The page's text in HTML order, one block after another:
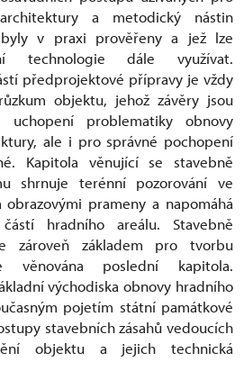
a metodický nástin
v praxi prověřeny a jež lze
technologie dále využívat.
předprojektové přípravy je vždy
objektu, jehož závěry jsou
problematiky obnovy
ale i pro správné pochopení
Kapitola věnující se stavebně
shrnuje terénní pozorování ve
prameny a napomáhá
hradního areálu. Stavebně
zároveň základem pro tvorbu
poslední kapitola.
východiska obnovy hradního
pojetím státní památkové
stavebních zásahů vedoucích
objektu a jejich technická